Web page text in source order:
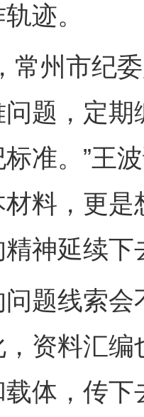
迹。
州市纪委
题，定
准。”王
料，更
神延续下
线索会
，资料汇
体，传